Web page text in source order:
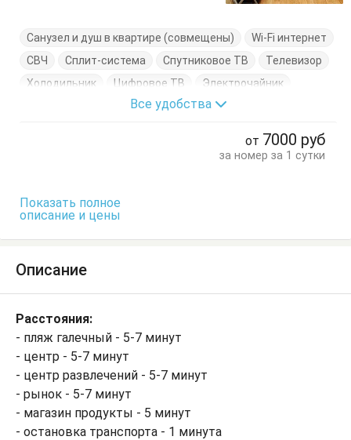
Санузел и душ в квартире (совмещены)
Wi-Fi интернет
СВЧ
Сплит-система Спутниковое ТВ
Телевизор
Холодильник
Цифровое ТВ
Электрочайник
Диван-кровать Комод
Посуда
Стол
Все удобства
от 7000 руб
за номер за 1 сутки
Показать полное
описание и цены
Описание
Расстояния:
- пляж галечный - 5-7 минут
- центр - 5-7 минут
- центр развлечений - 5-7 минут
- рынок - 5-7 минут
- магазин продукты - 5 минут
- остановка транспорта - 1 минута